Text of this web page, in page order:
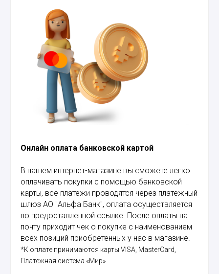
Онлайн оплата банковской картой
В нашем интернет-магазине вы сможете легко
оплачивать покупки с помощью банковской
карты, все платежи проводятся через платежный
шлюз АО "Альфа Банк", оплата осуществляется
по предоставленной ссылке. После оплаты на
почту приходит чек о покупке с наименованием
всех позиций приобретенных у нас в магазине.
*К оплате принимаются карты VISA, MasterCard,
Платежная система «Мир».